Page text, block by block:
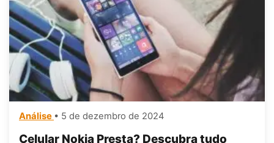
Análise • 5 de dezembro de 2024
Celular Nokia Presta? Descubra tudo